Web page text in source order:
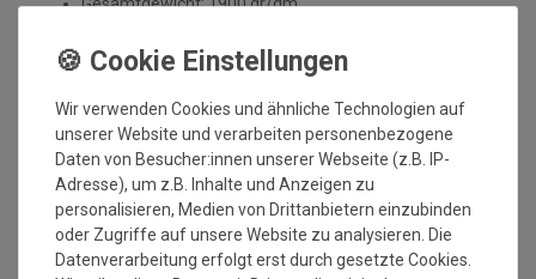
strapazierfähig
Nimmt Schmutz und Nässe auf
für Fußbodenheizung geeignet
Einsatzort: Innenbereich
Made in Europe
Mindestbestellmaß: 1 qm
Maximales Bestellmaß: 10x2 m
Wichtiger Hinweis:
Wir verwenden Cookies und ähnliche Technologien auf
unserer Website und verarbeiten personenbezogene
Daten von Besucher:innen unserer Webseite (z.B. IP-
Adresse), um z.B. Inhalte und Anzeigen zu
personalisieren, Medien von Drittanbietern einzubinden
oder Zugriffe auf unsere Website zu analysieren. Die
Datenverarbeitung erfolgt erst durch gesetzte Cookies.